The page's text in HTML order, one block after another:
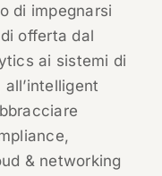
di impegnarsi
offerta dal
ai sistemi di
& networking